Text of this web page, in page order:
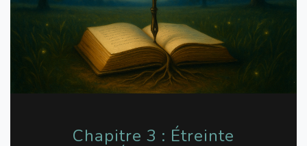
Chapitre 3 : Étreinte